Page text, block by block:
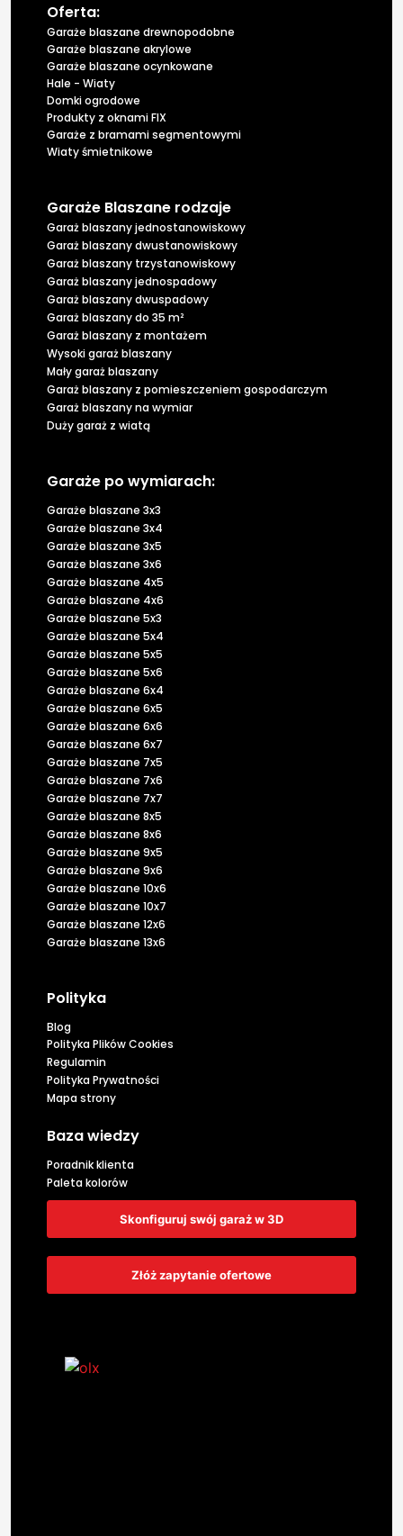
Oferta:
Garaże blaszane drewnopodobne
Garaże blaszane akrylowe
Garaże blaszane ocynkowane
Hale - Wiaty
Domki ogrodowe
Produkty z oknami FIX
Garaże z bramami segmentowymi
Wiaty śmietnikowe
Garaże Blaszane rodzaje
Garaż blaszany jednostanowiskowy
Garaż blaszany dwustanowiskowy
Garaż blaszany trzystanowiskowy
Garaż blaszany jednospadowy
Garaż blaszany dwuspadowy
Garaż blaszany do 35 m²
Garaż blaszany z montażem
Wysoki garaż blaszany
Mały garaż blaszany
Garaż blaszany z pomieszczeniem gospodarczym
Garaż blaszany na wymiar
Duży garaż z wiatą
Garaże po wymiarach:
Garaże blaszane 3x3
Garaże blaszane 3x4
Garaże blaszane 3x5
Garaże blaszane 3x6
Garaże blaszane 4x5
Garaże blaszane 4x6
Garaże blaszane 5x3
Garaże blaszane 5x4
Garaże blaszane 5x5
Garaże blaszane 5x6
Garaże blaszane 6x4
Garaże blaszane 6x5
Garaże blaszane 6x6
Garaże blaszane 6x7
Garaże blaszane 7x5
Garaże blaszane 7x6
Garaże blaszane 7x7
Garaże blaszane 8x5
Garaże blaszane 8x6
Garaże blaszane 9x5
Garaże blaszane 9x6
Garaże blaszane 10x6
Garaże blaszane 10x7
Garaże blaszane 12x6
Garaże blaszane 13x6
Polityka
Blog
Polityka Plików Cookies
Regulamin
Polityka Prywatności
Mapa strony
Baza wiedzy
Poradnik klienta
Paleta kolorów
Skonfiguruj swój garaż w 3D
Złóż zapytanie ofertowe